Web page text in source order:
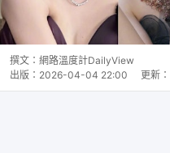
撰文： 網路溫度計DailyView
出版： 2026-04-04 22:00 更新：